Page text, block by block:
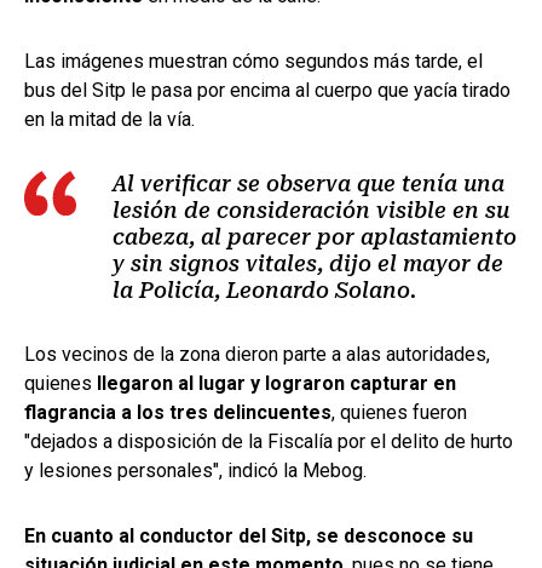
Las imágenes muestran cómo segundos más tarde, el
bus del Sitp le pasa por encima al cuerpo que yacía tirado
en la mitad de la vía.
Al verificar se observa que tenía una
lesión de consideración visible en su
cabeza, al parecer por aplastamiento
y sin signos vitales, dijo el mayor de
la Policía, Leonardo Solano.
Los vecinos de la zona dieron parte a alas autoridades,
quienes llegaron al lugar y lograron capturar en
flagrancia a los tres delincuentes, quienes fueron
"dejados a disposición de la Fiscalía por el delito de hurto
y lesiones personales", indicó la Mebog.
En cuanto al conductor del Sitp, se desconoce su